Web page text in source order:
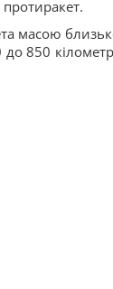
масою
850